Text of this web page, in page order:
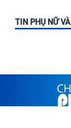
TIN PHỤ NỮ